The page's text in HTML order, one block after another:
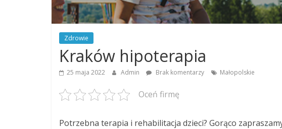
Zdrowie
Kraków hipoterapia
25 maja 2022 Admin Brak komentarzy Małopolskie
Oceń firmę
Potrzebna terapia i rehabilitacja dzieci? Gorąco